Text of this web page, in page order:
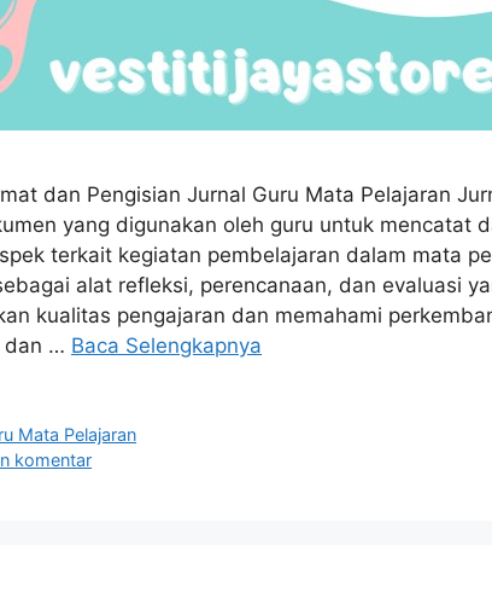
dan Pengisian Jurnal Guru Mata Pelajaran
yang digunakan oleh guru untuk mencatat
terkait kegiatan pembelajaran dalam mata
alat refleksi, perencanaan, dan evaluasi
kualitas pengajaran dan memahami
dan … Baca Selengkapnya
Mata Pelajaran
komentar